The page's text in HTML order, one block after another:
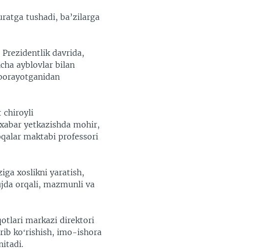
tushadi, ba’zilarga
davrida,
ayblovlar bilan
chiroyli
yetkazishda mohir,
maktabi professori
xoslikni yaratish,
orqali, mazmunli va
markazi direktori
koʻrishish, imo-ishora